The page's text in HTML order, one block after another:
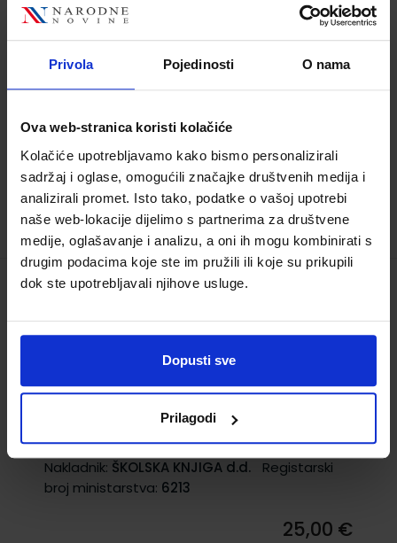
Privola Pojedinosti O nama
Ova web-stranica koristi kolačiće
Kolačiće upotrebljavamo kako bismo personalizirali
sadržaj i oglase, omogućili značajke društvenih medija i
analizirali promet. Isto tako, podatke o vašoj upotrebi
naše web-lokacije dijelimo s partnerima za društvene
medije, oglašavanje i analizu, a oni ih mogu kombinirati s
drugim podacima koje ste im pružili ili koje su prikupili
dok ste upotrebljavali njihove usluge.
Dopusti sve
Prilagodi
Šifra proizvoda:
Autor(i):Tatjana Stranjak Vesna Tomić
Nakladnik:
ŠKOLSKA KNJIGA d.d.
Registarski
broj ministarstva:
četverogodišnjim struk. školama -
gimnazija te 2. razred jezičnih i klasičnih
gimnazija
556365
Autor(i):Darko Grundler Sandra Šutalo
Nakladnik: ŠKOLSKA KNJIGA d.d.
Registarski
broj ministarstva: 6213
25,00 €